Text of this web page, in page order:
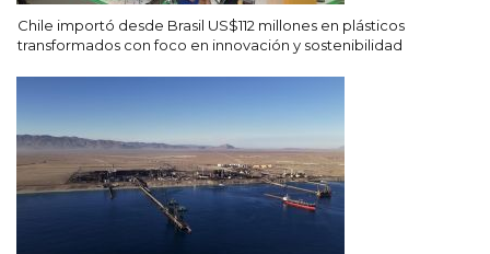
Chile importó desde Brasil US$112 millones en plásticos
transformados con foco en innovación y sostenibilidad